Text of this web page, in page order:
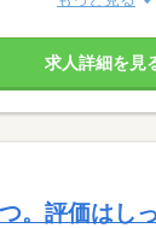
求人詳細を見
。評価はし